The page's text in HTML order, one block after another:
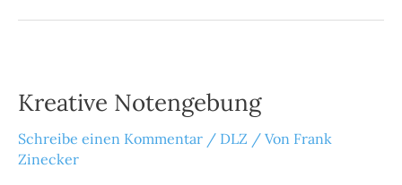
Kreative Notengebung
Schreibe einen Kommentar / DLZ / Von Frank
Zinecker